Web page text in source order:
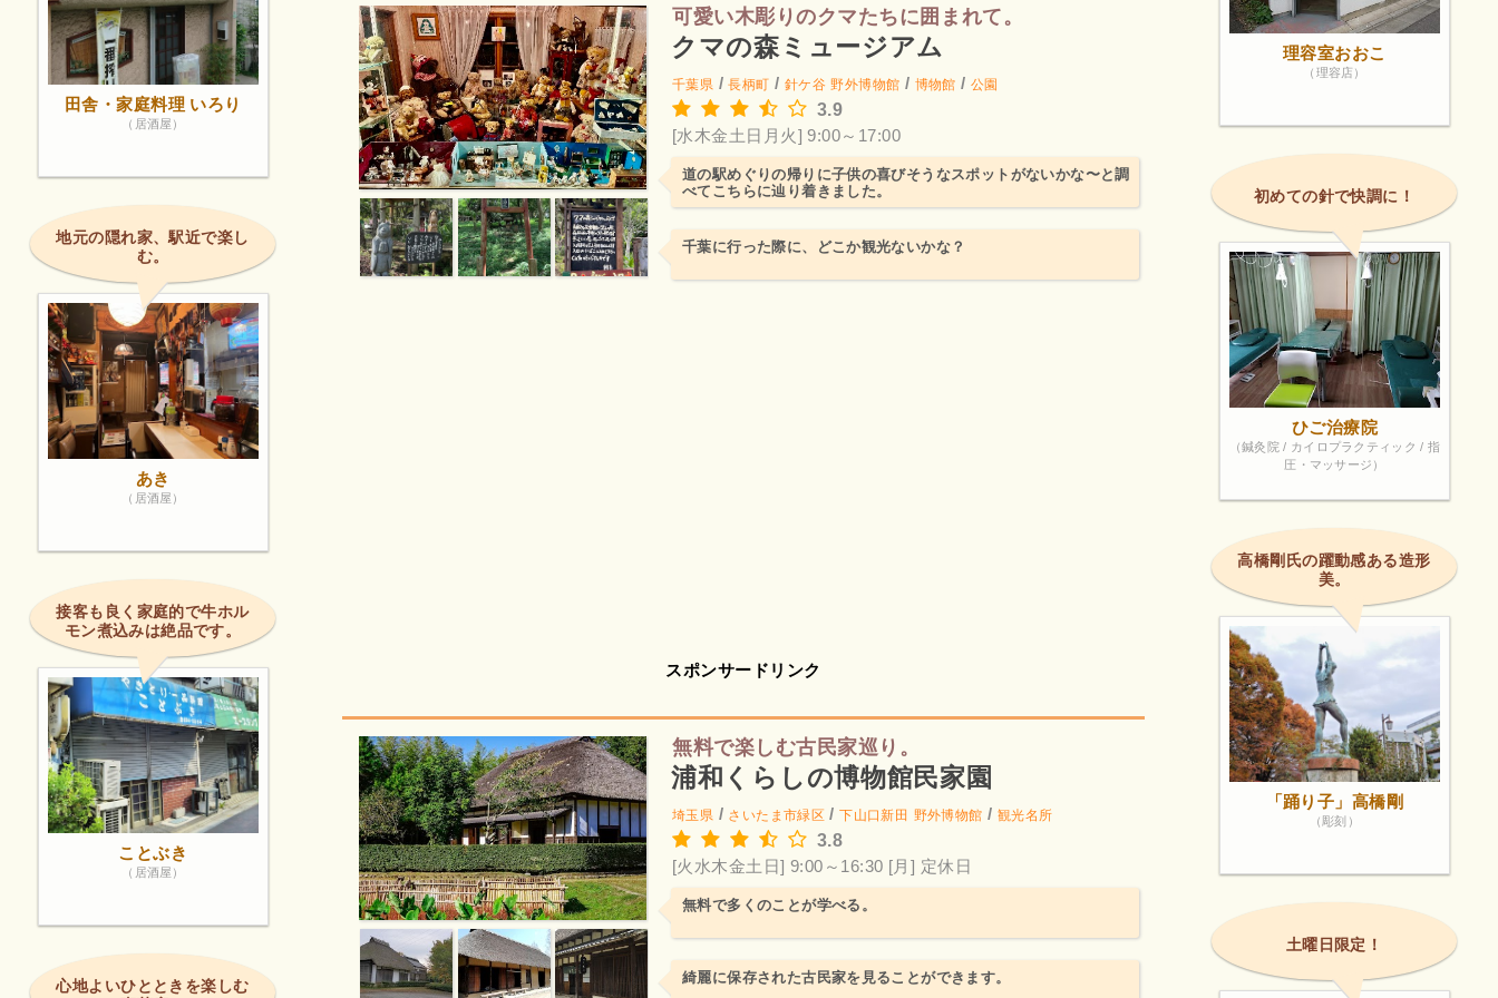
可愛い木彫りのクマたちに囲まれて。
クマの森ミュージアム
千葉県 /長柄町 / 針ケ谷 野外博物館 / 博物館 /公園
3.9
[水木金土日月火] 9:00～17:00
道の駅めぐりの帰りに子供の喜びそうなスポットがないかな〜と調
べてこちらに辿り着きました。
千葉に行った際に、どこか観光ないかな？
スポンサードリンク
無料で楽しむ古民家巡り。
浦和くらしの博物館民家園
埼玉県 / さいたま市緑区/下山口新田 野外博物館 / 観光名所
3.8
[火水木金土日] 9:00～16:30 [月] 定休日
無料で多くのことが学べる。
綺麗に保存された古民家を見ることができます。
田舎・家庭料理 いろり
（居酒屋）
地元の隠れ家、駅近で楽し
む。
あき
（居酒屋）
接客も良く家庭的で牛ホル
モン煮込みは絶品です。
ことぶき
（居酒屋）
心地よいひとときを楽しむ
理容室おおこ
（理容店）
初めての針で快調に！
ひご治療院
（鍼灸院 / カイロプラクティック / 指
圧・マッサージ）
高橋剛氏の躍動感ある造形
美。
「踊り子」高橋剛
（彫刻）
土曜日限定！